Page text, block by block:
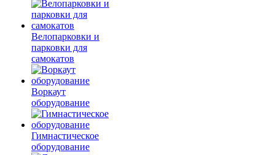
Велопарковки и
парковки для
самокатов
Воркаут
оборудование
Гимнастическое
оборудование